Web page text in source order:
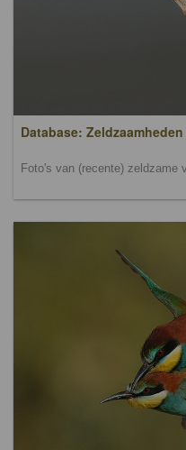
Database: Zeldzaamheden
Foto's van (recente) zeldzame